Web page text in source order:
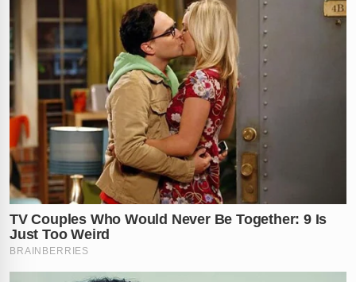
América do Sul,América Central
e até mesmo
para o interior dosEstados Unidos , tornando-se o alvo
número um das operações de combate ao terrorismo
no hemisfério ocidental.
A morte de Niño Guerrero representa o fim da facção
ou apenas o surgimento de novos líderes ainda mais
violentos? Deixe sua opinião nos comentários!